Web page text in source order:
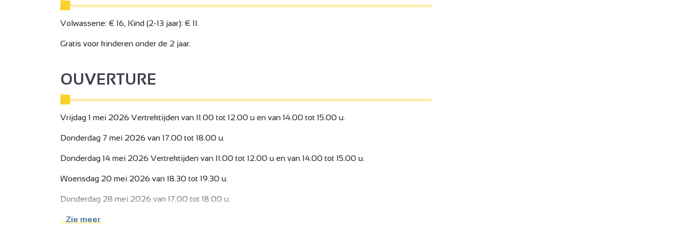
Volwassene: € 16, Kind (2-13 jaar): € 11.
Gratis voor kinderen onder de 2 jaar.
OUVERTURE
Vrijdag 1 mei 2026 Vertrektijden van 11.00 tot 12.00 u en van 14.00 tot 15.00 u.
Donderdag 7 mei 2026 van 17.00 tot 18.00 u.
Donderdag 14 mei 2026 Vertrektijden van 11.00 tot 12.00 u en van 14.00 tot 15.00 u.
Woensdag 20 mei 2026 van 18.30 tot 19.30 u.
Donderdag 28 mei 2026 van 17.00 tot 18.00 u.
Zaterdag 30 tot en met zondag 31 mei 2026 op zaterdag van 17.00 tot 18.00 u. Op zondag van 14.00
Zie meer